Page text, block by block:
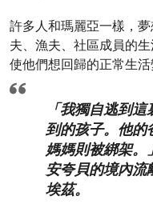
許多人和瑪麗亞一樣，
夫、漁夫、社區成員的
使他們想回歸的正常生活
「我獨自逃到
到的孩子。他的
媽媽則被綁架
安夸貝的境內
埃茲。